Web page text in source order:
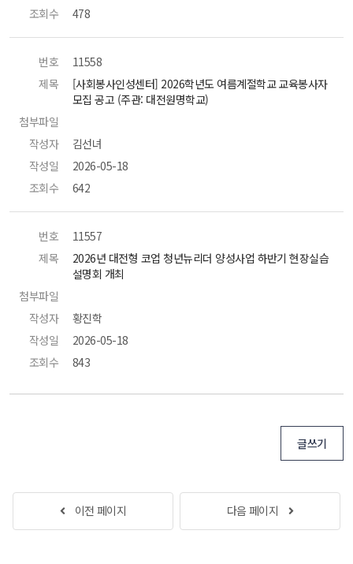
조회수
478
번호
11558
제목
[사회봉사인성센터] 2026학년도 여름계절학교 교육봉사자
모집 공고 (주관: 대전원명학교)
첨부파일
작성자
김선녀
작성일
2026-05-18
조회수
642
번호
11557
제목
2026년 대전형 코업 청년뉴리더 양성사업 하반기 현장실습
설명회 개최
첨부파일
작성자
황진학
작성일
2026-05-18
조회수
843
글쓰기
이전 페이지 다음 페이지